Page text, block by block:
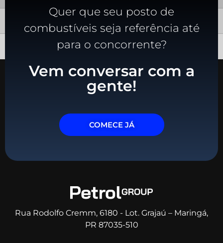
Quer que seu posto de
combustíveis seja referência até
para o concorrente?
Vem conversar com a
gente!
COMECE JÁ
Rua Rodolfo Cremm, 6180 - Lot. Grajaú – Maringá,
PR 87035-510